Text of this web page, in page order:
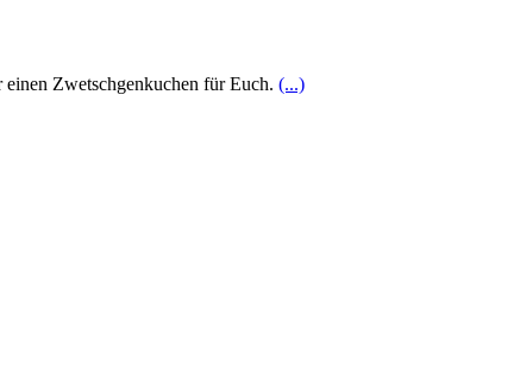
Zwetschgenkuchen für Euch. (...)